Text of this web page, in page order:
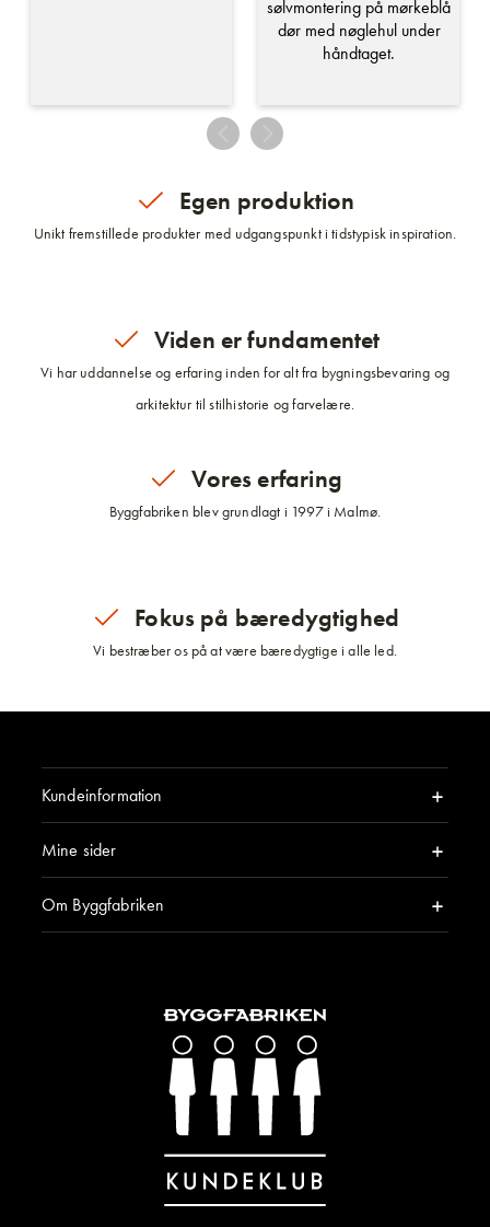
Egen produktion
Unikt fremstillede produkter med udgangspunkt i tidstypisk inspiration.
Viden er fundamentet
Vi har uddannelse og erfaring inden for alt fra bygningsbevaring og
arkitektur til stilhistorie og farvelære.
Vores erfaring
Byggfabriken blev grundlagt i 1997 i Malmø.
Fokus på bæredygtighed
Vi bestræber os på at være bæredygtige i alle led.
Kundeinformation
Mine sider
Om Byggfabriken